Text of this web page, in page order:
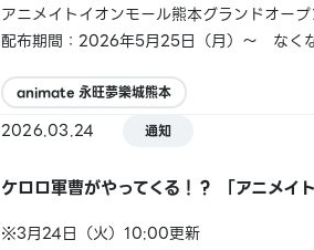
アニメイトイオンモール熊本グランドオー
配布期間：2026年5月25日（月）～ なく
animate 永旺夢樂城熊本
2026.03.24 通知
ケロロ軍曹がやってくる！？ 「アニメイ
※3月24日（火）10:00更新